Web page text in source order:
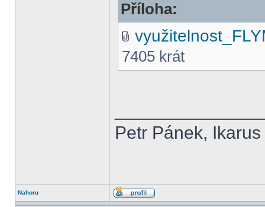
Příloha:
7405 krát
Petr Pánek,
Nahoru